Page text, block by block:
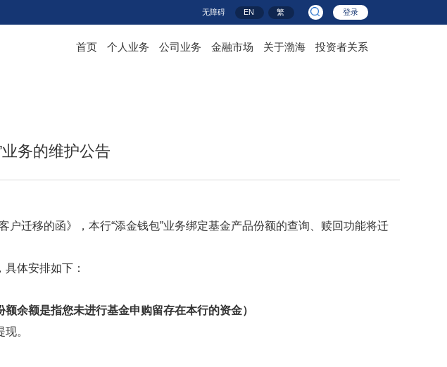
无障碍 EN 繁 登录
首页 个人业务 公司业务 金融市场 关于渤海 投资者关系
务的维护公告
户迁移的函》，本行“添金钱包”业务绑定基金产品份额的查询、赎回功能将迁
具体安排如下：
余额是指您未进行基金申购留存在本行的资金）
。